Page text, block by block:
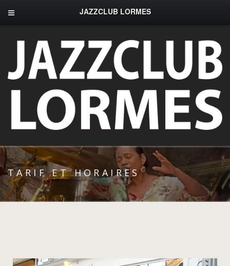
JAZZCLUB LORMES
TARIF ET HORAIRES